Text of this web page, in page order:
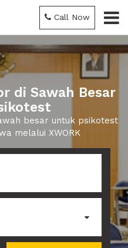
Call Now
di Sawah Besar
besar untuk psikotest
melalui XWORK